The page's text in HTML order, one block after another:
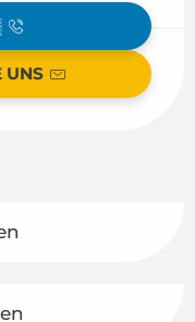
UNS